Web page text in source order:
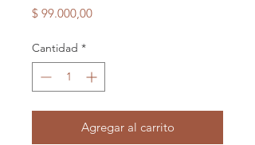
$ 99.000,00Precio
Cantidad *
Agregar al carrito